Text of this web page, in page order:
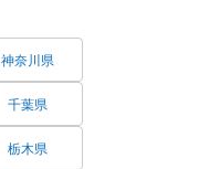
神奈川県
千葉県
栃木県